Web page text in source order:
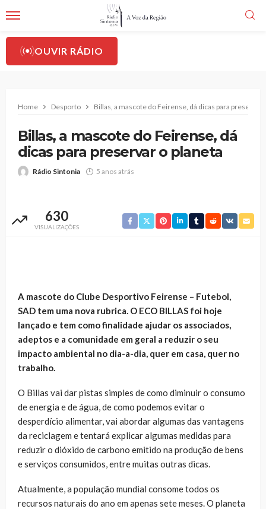
OUVIR RÁDIO
Home Desporto Billas, a mascote do Feirense, dá dicas para preservar
Billas, a mascote do Feirense, dá
dicas para preservar o planeta
Rádio Sintonia 5 anos atrás
630
VISUALIZAÇÕES
A mascote do Clube Desportivo Feirense – Futebol,
SAD tem uma nova rubrica. O ECO BILLAS foi hoje
lançado e tem como finalidade ajudar os associados,
adeptos e a comunidade em geral a reduzir o seu
impacto ambiental no dia-a-dia, quer em casa, quer no
trabalho.
O Billas vai dar pistas simples de como diminuir o consumo
de energia e de água, de como podemos evitar o
desperdício alimentar, vai abordar algumas das vantagens
da reciclagem e tentará explicar algumas medidas para
reduzir o dióxido de carbono emitido na produção de bens
e serviços consumidos, entre muitas outras dicas.
Atualmente, a população mundial consome todos os
recursos naturais do ano em apenas sete meses. O planeta